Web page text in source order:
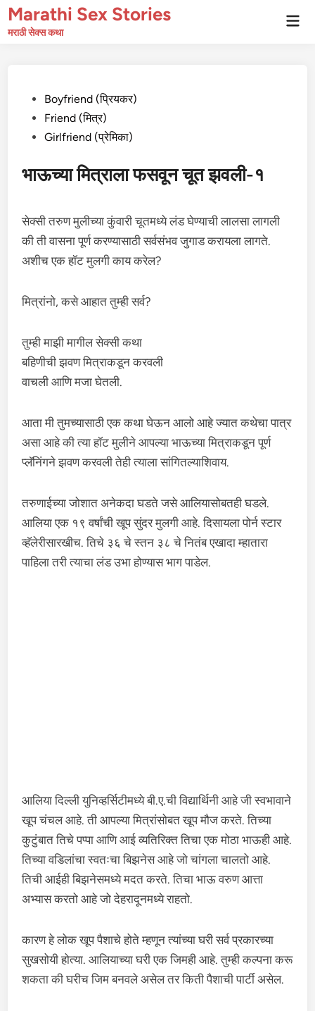
Skip
toMarathi Sex Stories
मराठी सेक्स कथा
PostedBoyfriend (प्रियकर)
Friend (मित्र)
Girlfriend (प्रेमिका)
भाऊच्या मित्राला फसवून चूत झवली-१
सेक्सी तरुण मुलीच्या कुंवारी चूतमध्ये लंड घेण्याची लालसा लागली
की ती वासना पूर्ण करण्यासाठी सर्वसंभव जुगाड करायला लागते.
अशीच एक हॉट मुलगी काय करेल?
मित्रांनो, कसे आहात तुम्ही सर्व?
तुम्ही माझी मागील सेक्सी कथा
बहिणीची झवण मित्राकडून करवली
वाचली आणि मजा घेतली.
आता मी तुमच्यासाठी एक कथा घेऊन आलो आहे ज्यात कथेचा पात्र
असा आहे की त्या हॉट मुलीने आपल्या भाऊच्या मित्राकडून पूर्ण
प्लॅनिंगने झवण करवली तेही त्याला सांगितल्याशिवाय.
तरुणाईच्या जोशात अनेकदा घडते जसे आलियासोबतही घडले.
आलिया एक १९ वर्षांची खूप सुंदर मुलगी आहे. दिसायला पोर्न स्टार
व्हॅलेरीसारखीच. तिचे ३६ चे स्तन ३८ चे नितंब एखादा म्हातारा
पाहिला तरी त्याचा लंड उभा होण्यास भाग पाडेल.
आलिया दिल्ली युनिव्हर्सिटीमध्ये बी.ए.ची विद्यार्थिनी आहे जी स्वभावाने
खूप चंचल आहे. ती आपल्या मित्रांसोबत खूप मौज करते. तिच्या
कुटुंबात तिचे पप्पा आणि आई व्यतिरिक्त तिचा एक मोठा भाऊही आहे.
तिच्या वडिलांचा स्वतःचा बिझनेस आहे जो चांगला चालतो आहे.
तिची आईही बिझनेसमध्ये मदत करते. तिचा भाऊ वरुण आत्ता
अभ्यास करतो आहे जो देहरादूनमध्ये राहतो.
कारण हे लोक खूप पैशाचे होते म्हणून त्यांच्या घरी सर्व प्रकारच्या
सुखसोयी होत्या. आलियाच्या घरी एक जिमही आहे. तुम्ही कल्पना करू
शकता की घरीच जिम बनवले असेल तर किती पैशाची पार्टी असेल.